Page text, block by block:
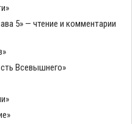
5» — чтение и комментарии
Всевышнего»